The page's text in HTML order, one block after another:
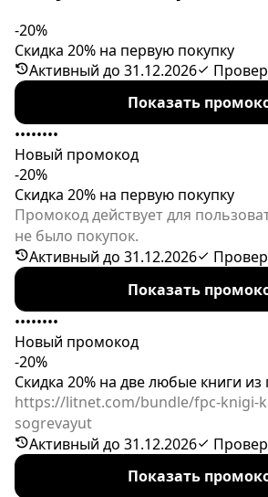
-20%
Скидка 20% на первую покупку
Активный до 31.12.2026
Показать
••••••••
Новый промокод
-20%
Скидка 20% на первую покупку
Промокод действует для
не было покупок.
Активный до 31.12.2026
Показать
••••••••
Новый промокод
-20%
Скидка 20% на две любые книги
https://litnet.com/bundle/fpc-knigi-
sogrevayut
Активный до 31.12.2026
Показать